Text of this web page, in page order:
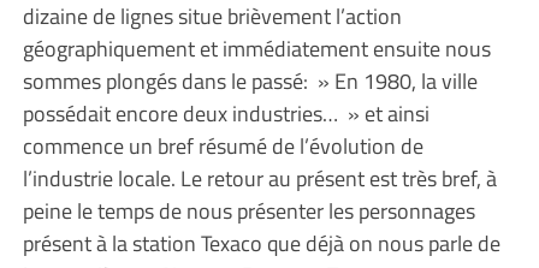
dizaine de lignes situe brièvement l’action
géographiquement et immédiatement ensuite nous
sommes plongés dans le passé: » En 1980, la ville
possédait encore deux industries… » et ainsi
commence un bref résumé de l’évolution de
l’industrie locale. Le retour au présent est très bref, à
peine le temps de nous présenter les personnages
présent à la station Texaco que déjà on nous parle de